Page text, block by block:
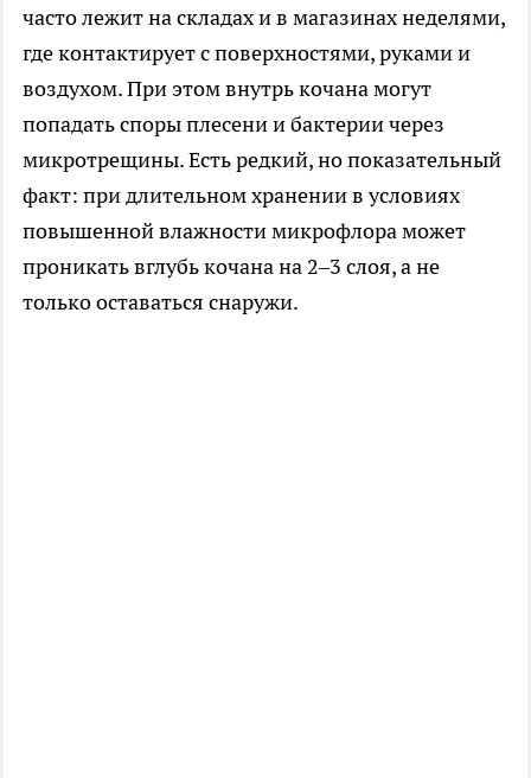
часто лежит на складах и в магазинах неделями,
где контактирует с поверхностями, руками и
воздухом. При этом внутрь кочана могут
попадать споры плесени и бактерии через
микротрещины. Есть редкий, но показательный
факт: при длительном хранении в условиях
повышенной влажности микрофлора может
проникать вглубь кочана на 2–3 слоя, а не
только оставаться снаружи.